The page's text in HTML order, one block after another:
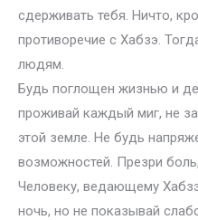
сдерживать тебя. Ничто,
противоречие с Хабзэ.
людям.
Будь поглощен жизнью и
проживай каждый миг, не
этой земле. Не будь
возможностей. Презри
Человеку, ведающему
ночь, но не показывай